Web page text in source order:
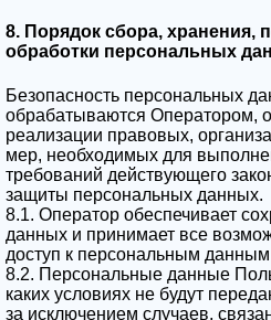
8. Порядок сбора, хранения,
обработки персональных
Безопасность персональных
обрабатываются Оператором,
реализации правовых,
мер, необходимых для
требований действующего
защиты персональных данных.
8.1. Оператор обеспечивает
данных и принимает все
доступ к персональным
8.2. Персональные данные
каких условиях не будут
за исключением случаев,